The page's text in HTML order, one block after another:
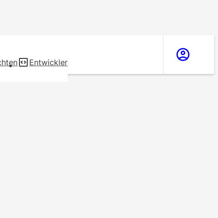
Entwickler